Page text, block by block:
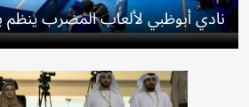
نادي أبوظبي لألعاب المضرب ينظم